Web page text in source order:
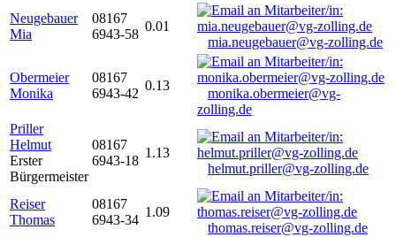
Neugebauer
Mia
08167
6943-58
0.01
mia.neugebauer@vg-zolling.de
Obermeier
Monika
08167
6943-42
0.13
monika.obermeier@vg-
zolling.de
Priller
Helmut
Erster
Bürgermeister
08167
6943-18
1.13
helmut.priller@vg-zolling.de
Reiser
Thomas
08167
6943-34
1.09
thomas.reiser@vg-zolling.de